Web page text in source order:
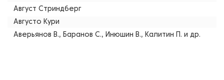
Август Стриндберг
Августо Кури
Аверьянов В., Баранов С., Инюшин В., Калитин П. и др.